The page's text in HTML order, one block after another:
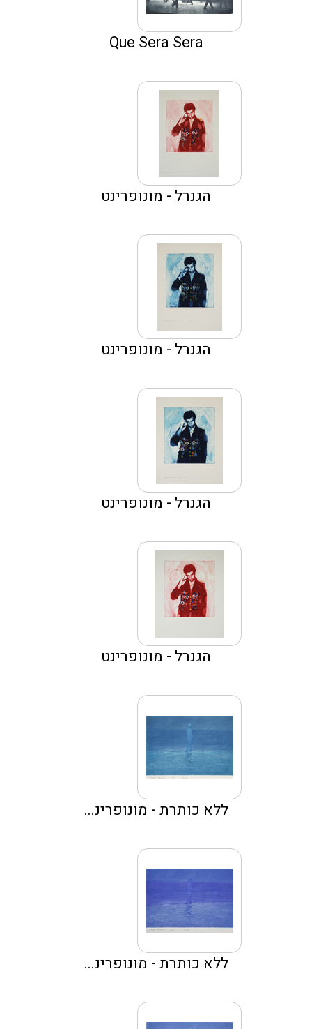
Que Sera Sera
הגנרל - מונופרינט
הגנרל - מונופרינט
הגנרל - מונופרינט
הגנרל - מונופרינט
ללא כותרת - מונופרינ...
ללא כותרת - מונופרינ...